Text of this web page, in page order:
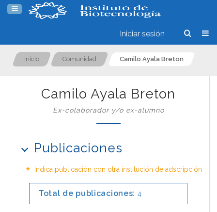
Iniciar sesión
Inicio Comunidad Camilo Ayala Breton
Camilo Ayala Breton
Ex-colaborador y/o ex-alumno
Publicaciones
* Indica publicación con otra institución de adscripción
Total de publicaciones: 4